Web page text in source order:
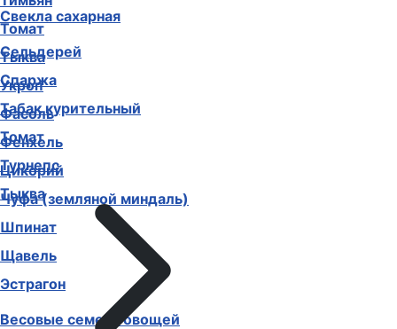
Томат
Тыква
Укроп
Фасоль
Фенхель
Цикорий
Чуфа (земляной миндаль)
Шпинат
Щавель
Эстрагон
Весовые семена овощей
Свекла сахарная
Сельдерей
Спаржа
Табак курительный
Томат
Турнепс
Тыква